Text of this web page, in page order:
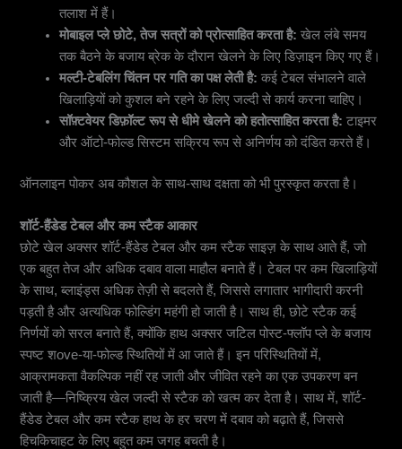
तलाश में हैं।
मोबाइल प्ले छोटे, तेज सत्रों को प्रोत्साहित करता है:खेल लंबे समय
तक बैठने के बजाय ब्रेक के दौरान खेलने के लिए डिज़ाइन किए गए हैं।
मल्टी-टेबलिंग चिंतन पर गति का पक्ष लेती है:कई टेबल संभालने वाले
खिलाड़ियों को कुशल बने रहने के लिए जल्दी से कार्य करना चाहिए।
सॉफ़्टवेयर डिफ़ॉल्ट रूप से धीमे खेलने को हतोत्साहित करता है:टाइमर
और ऑटो-फोल्ड सिस्टम सक्रिय रूप से अनिर्णय को दंडित करते हैं।
ऑनलाइन पोकर अब कौशल के साथ-साथ दक्षता को भी पुरस्कृत करता है।
शॉर्ट-हैंडेड टेबल और कम स्टैक आकार
छोटे खेल अक्सर शॉर्ट-हैंडेड टेबल और कम स्टैक साइज़ के साथ आते हैं, जो
एक बहुत तेज और अधिक दबाव वाला माहौल बनाते हैं। टेबल पर कम खिलाड़ियों
के साथ, ब्लाइंड्स अधिक तेज़ी से बदलते हैं, जिससे लगातार भागीदारी करनी
पड़ती है और अत्यधिक फोल्डिंग महंगी हो जाती है। साथ ही, छोटे स्टैक कई
निर्णयों को सरल बनाते हैं, क्योंकि हाथ अक्सर जटिल पोस्ट-फ्लॉप प्ले के बजाय
स्पष्ट शove-या-फोल्ड स्थितियों में आ जाते हैं। इन परिस्थितियों में,
आक्रामकता वैकल्पिक नहीं रह जाती और जीवित रहने का एक उपकरण बन
जाती है—निष्क्रिय खेल जल्दी से स्टैक को खत्म कर देता है। साथ में, शॉर्ट-
हैंडेड टेबल और कम स्टैक हाथ के हर चरण में दबाव को बढ़ाते हैं, जिससे
हिचकिचाहट के लिए बहुत कम जगह बचती है।